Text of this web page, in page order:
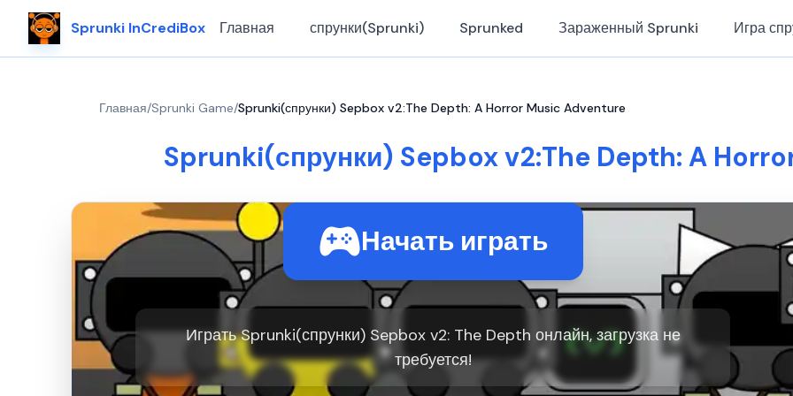
Sprunki InCrediBox Главная спрунки(Sprunki) Sprunked Зараженный Sprunki Игра
Главная/Sprunki Game/Sprunki(спрунки) Sepbox v2:The Depth: A Horror Music Adventure
Sprunki(спрунки) Sepbox v2:The Depth: A
Начать играть
Играть Sprunki(спрунки) Sepbox v2: The Depth онлайн, загрузка не
требуется!